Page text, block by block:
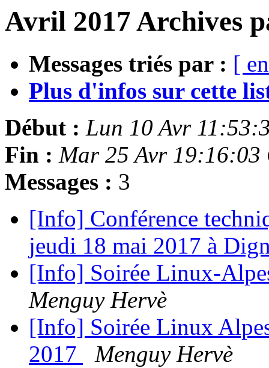
Avril 2017 Archives
Messages triés par : [
Plus d'infos sur cette
Début : Lun 10 Avr
Fin : Mar 25 Avr 19:16:03
Messages : 3
[Info] Conférence
jeudi 18 mai 2017 à
[Info] Soirée Linux-
Menguy Hervè
[Info] Soirée Linux
2017
Menguy Hervè